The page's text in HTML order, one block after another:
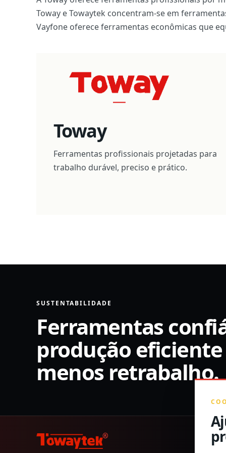
Toway e Towaytek concentram-se em
Vayfone oferece ferramentas econômicas que
Toway
Ferramentas profissionais projetadas para
trabalho durável, preciso e prático.
SUSTENTABILIDADE
Ferramentas
produção
menos retrabalho.
®